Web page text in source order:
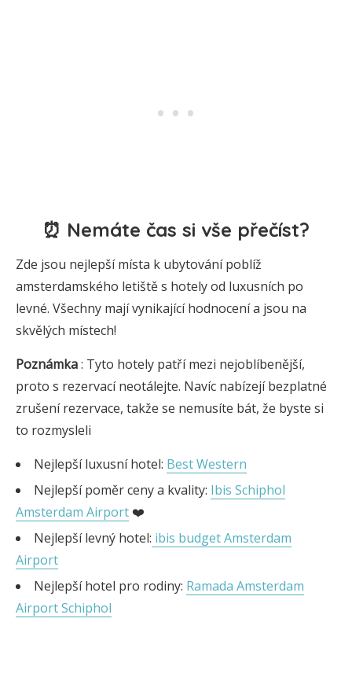
⏰ Nemáte čas si vše přečíst?
Zde jsou nejlepší místa k ubytování poblíž
amsterdamského letiště s hotely od luxusních po
levné. Všechny mají vynikající hodnocení a jsou na
skvělých místech!
Poznámka: Tyto hotely patří mezi nejoblíbenější,
proto s rezervací neotálejte. Navíc nabízejí bezplatné
zrušení rezervace, takže se nemusíte bát, že byste si
to rozmysleli
Nejlepší luxusní hotel: Best Western
Nejlepší poměr ceny a kvality: Ibis Schiphol
Amsterdam Airport ❤️
Nejlepší levný hotel: ibis budget Amsterdam
Airport
Nejlepší hotel pro rodiny: Ramada Amsterdam
Airport Schiphol